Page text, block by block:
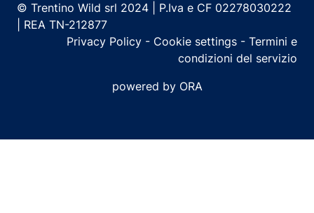
© Trentino Wild srl 2024 | P.Iva e CF 02278030222
| REA TN-212877
Privacy Policy - Cookie settings - Termini e
condizioni del servizio
powered by ORA